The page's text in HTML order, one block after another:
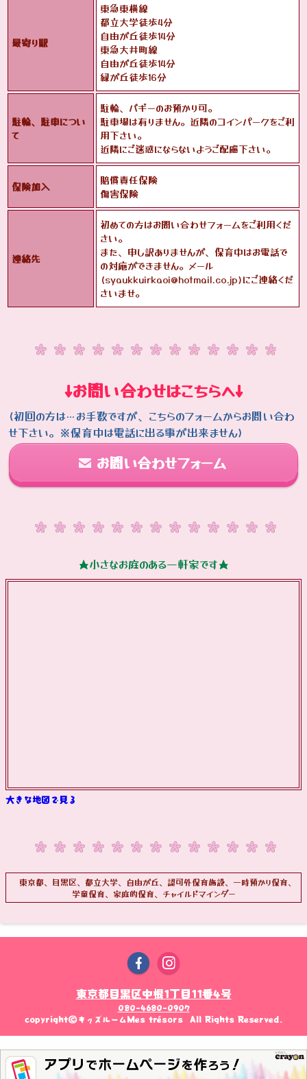
最寄り駅
東急東横線
都立大学徒歩4分
自由が丘徒歩14分
東急大井町線
自由が丘徒歩14分
緑が丘徒歩16分
駐輪、駐車につい
て
駐輪、バギーのお預かり可。
駐車場は有りません。近隣のコインパークをご利
用下さい。
近隣にご迷惑にならないようご配慮下さい。
保険加入
賠償責任保険
傷害保険
連絡先
初めての方はお問い合わせフォームをご利用くだ
さい。
また、申し訳ありませんが、保育中はお電話で
の対応ができません。メール
(syaukkuirkaoi@hotmail.co.jp)にご連絡くだ
さいませ。
↓お問い合わせはこちらへ↓
(初回の方は…お手数ですが、こちらのフォームからお問い合わ
せ下さい。※保育中は電話に出る事が出来ません)
お問い合わせフォーム
★小さなお庭のある一軒家です★
大きな地図で見る
東京都、目黒区、都立大学、自由が丘、認可外保育施設、一時預かり保育、
学童保育、家庭的保育、チャイルドマインダー
東京都目黒区中根1丁目11番4号
080-4680-0907
copyright©キッズルームMes trésors All Rights Reserved.